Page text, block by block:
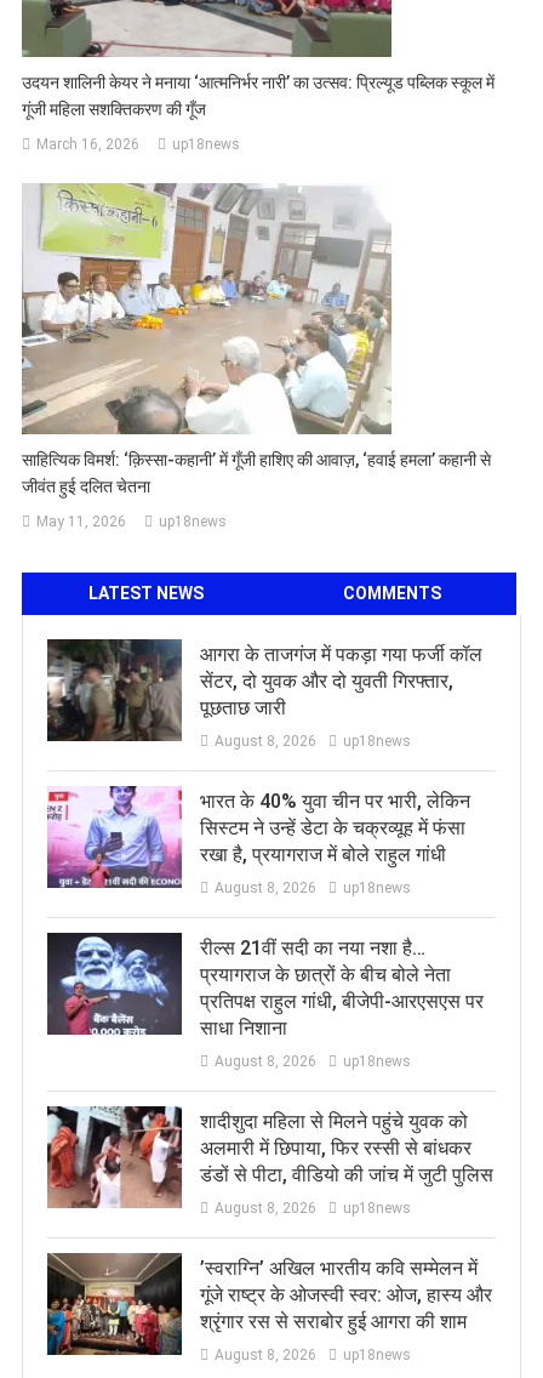
उदयन शालिनी केयर ने मनाया ‘आत्मनिर्भर नारी’ का उत्सव: प्रिल्यूड पब्लिक स्कूल में
गूंजी महिला सशक्तिकरण की गूँज
March 16, 2026 up18news
साहित्यिक विमर्श: ‘क़िस्सा-कहानी’ में गूँजी हाशिए की आवाज़, ‘हवाई हमला’ कहानी से
जीवंत हुई दलित चेतना
May 11, 2026 up18news
LATEST NEWS COMMENTS
आगरा के ताजगंज में पकड़ा गया फर्जी कॉल
सेंटर, दो युवक और दो युवती गिरफ्तार,
पूछताछ जारी
August 8, 2026 up18news
भारत के 40% युवा चीन पर भारी, लेकिन
सिस्टम ने उन्हें डेटा के चक्रव्यूह में फंसा
रखा है, प्रयागराज में बोले राहुल गांधी
August 8, 2026 up18news
रील्स 21वीं सदी का नया नशा है…
प्रयागराज के छात्रों के बीच बोले नेता
प्रतिपक्ष राहुल गांधी, बीजेपी-आरएसएस पर
साधा निशाना
August 8, 2026 up18news
शादीशुदा महिला से मिलने पहुंचे युवक को
अलमारी में छिपाया, फिर रस्सी से बांधकर
डंडों से पीटा, वीडियो की जांच में जुटी पुलिस
August 8, 2026 up18news
​’स्वराग्नि’ अखिल भारतीय कवि सम्मेलन में
गूंजे राष्ट्र के ओजस्वी स्वर: ओज, हास्य और
श्रृंगार रस से सराबोर हुई आगरा की शाम
August 8, 2026 up18news